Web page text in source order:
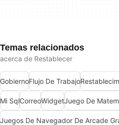
Temas relacionados
acerca de Restablecer
GobiernoFlujo De Trabajo
Mi SqlCorreoWidgetJuego De
Juegos De Navegador De Arcade